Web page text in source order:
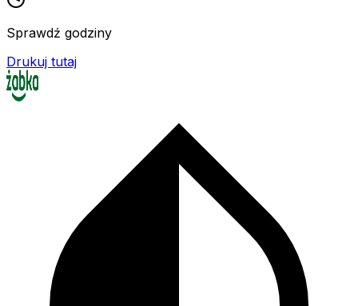
Sprawdź godziny
Drukuj tutaj